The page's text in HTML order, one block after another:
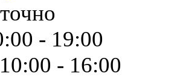
- 19:00
- 16:00